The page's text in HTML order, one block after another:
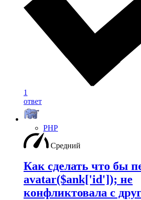
1
ответ
PHP
Средний
Как сделать что бы
avatar($ank['id']); не
конфликтовала с